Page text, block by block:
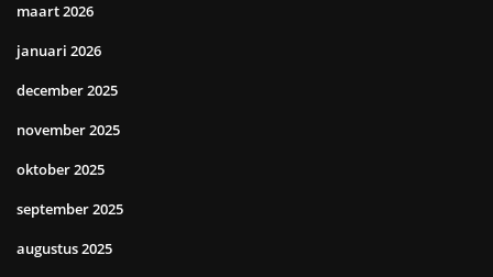
maart 2026
januari 2026
december 2025
november 2025
oktober 2025
september 2025
augustus 2025